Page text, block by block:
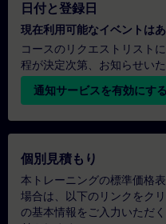
日付と登録日
現在利用可能なイベントは
コースのリクエストリスト
程が決定次第、お知らせいた
通知サービスを有効にする
個別見積もり
本トレーニングの標準価格
場合は、以下のリンクをク
の基本情報をご入力いただ